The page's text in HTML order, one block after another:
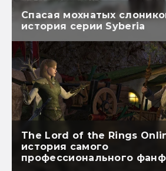
Спасая мохнатых
история серии Syberia
The Lord of the Rings
история самого
профессионального